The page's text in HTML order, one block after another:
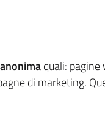
quali:
di marketing.